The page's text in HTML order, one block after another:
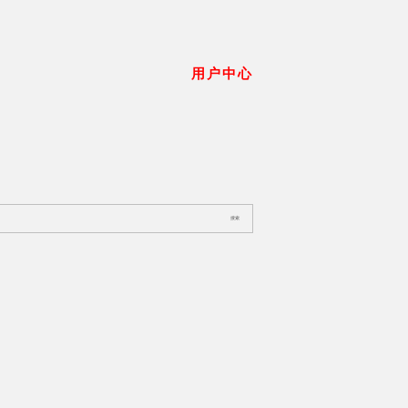
用户中心
搜索